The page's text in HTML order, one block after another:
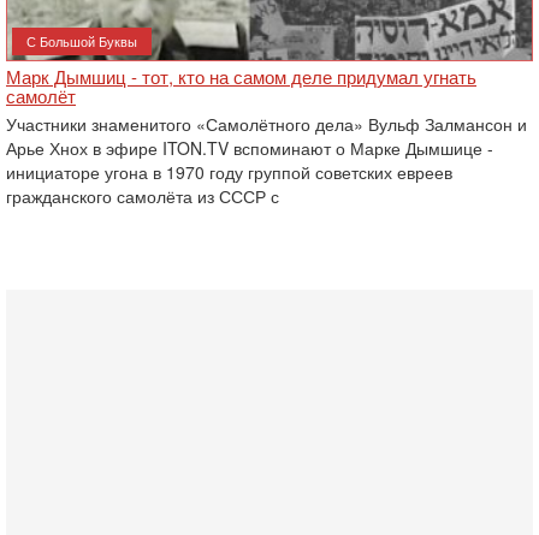
С Большой Буквы
Марк Дымшиц - тот, кто на самом деле придумал угнать
самолёт
Участники знаменитого «Самолётного дела» Вульф Залмансон и
Арье Хнох в эфире ITON.TV вспоминают о Марке Дымшице -
инициаторе угона в 1970 году группой советских евреев
гражданского самолёта из СССР с